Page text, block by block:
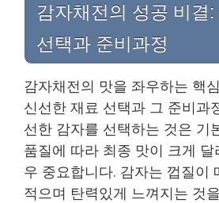
감자채전의 성공 비결
선택과 준비과정
감자채전의 맛을 좌우하는 핵
신선한 재료 선택과 그 준비과
선한 감자를 선택하는 것은 기
품질에 따라 최종 맛이 크게
우 중요합니다. 감자는 껍질이
적으며 탄력있게 느껴지는 것